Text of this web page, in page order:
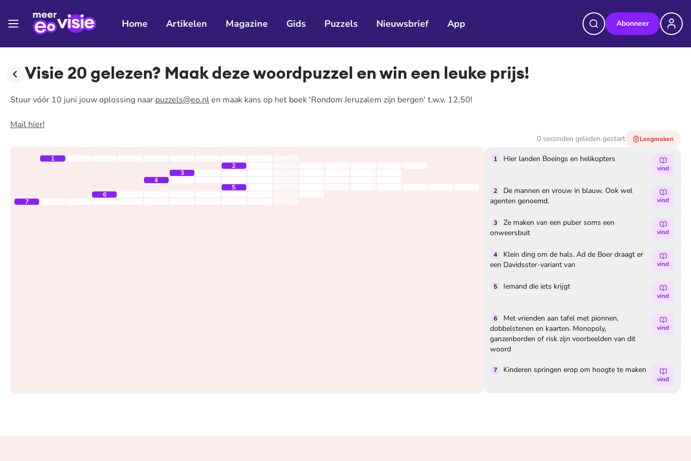
Home Artikelen Magazine Gids Puzzels Nieuwsbrief App Abonneer
Visie 20 gelezen? Maak deze woordpuzzel en win een leuke prijs!
Stuur vóór 10 juni jouw oplossing naar puzzels@eo.nlen maak kans op het boek 'Rondom Jeruzalem zijn bergen' t.w.v. 12,50!
Mail hier!
1 Hier landen Boeings en helikopters
vind
2
De mannen en vrouw in blauw. Ook wel
agenten genoemd.
vind
3
Ze maken van een puber soms een
onweersbuit
vind
4
Klein ding om de hals. Ad de Boer draagt er
een Davidsster-variant van
vind
5 Iemand die iets krijgt
vind
6
Met vrienden aan tafel met pionnen,
dobbelstenen en kaarten. Monopoly,
ganzenborden of risk zijn voorbeelden van dit
woord
vind
7 Kinderen springen erop om hoogte te maken
vind
1
2
3
4
5
6
7
0 seconden geleden gestart Leegmaken